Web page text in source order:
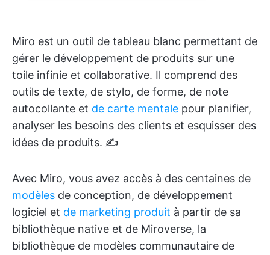
Miro est un outil de tableau blanc permettant de
gérer le développement de produits sur une
toile infinie et collaborative. Il comprend des
outils de texte, de stylo, de forme, de note
autocollante et de carte mentale pour planifier,
analyser les besoins des clients et esquisser des
idées de produits. ✍️
Avec Miro, vous avez accès à des centaines de
modèles de conception, de développement
logiciel et de marketing produit à partir de sa
bibliothèque native et de Miroverse, la
bibliothèque de modèles communautaire de